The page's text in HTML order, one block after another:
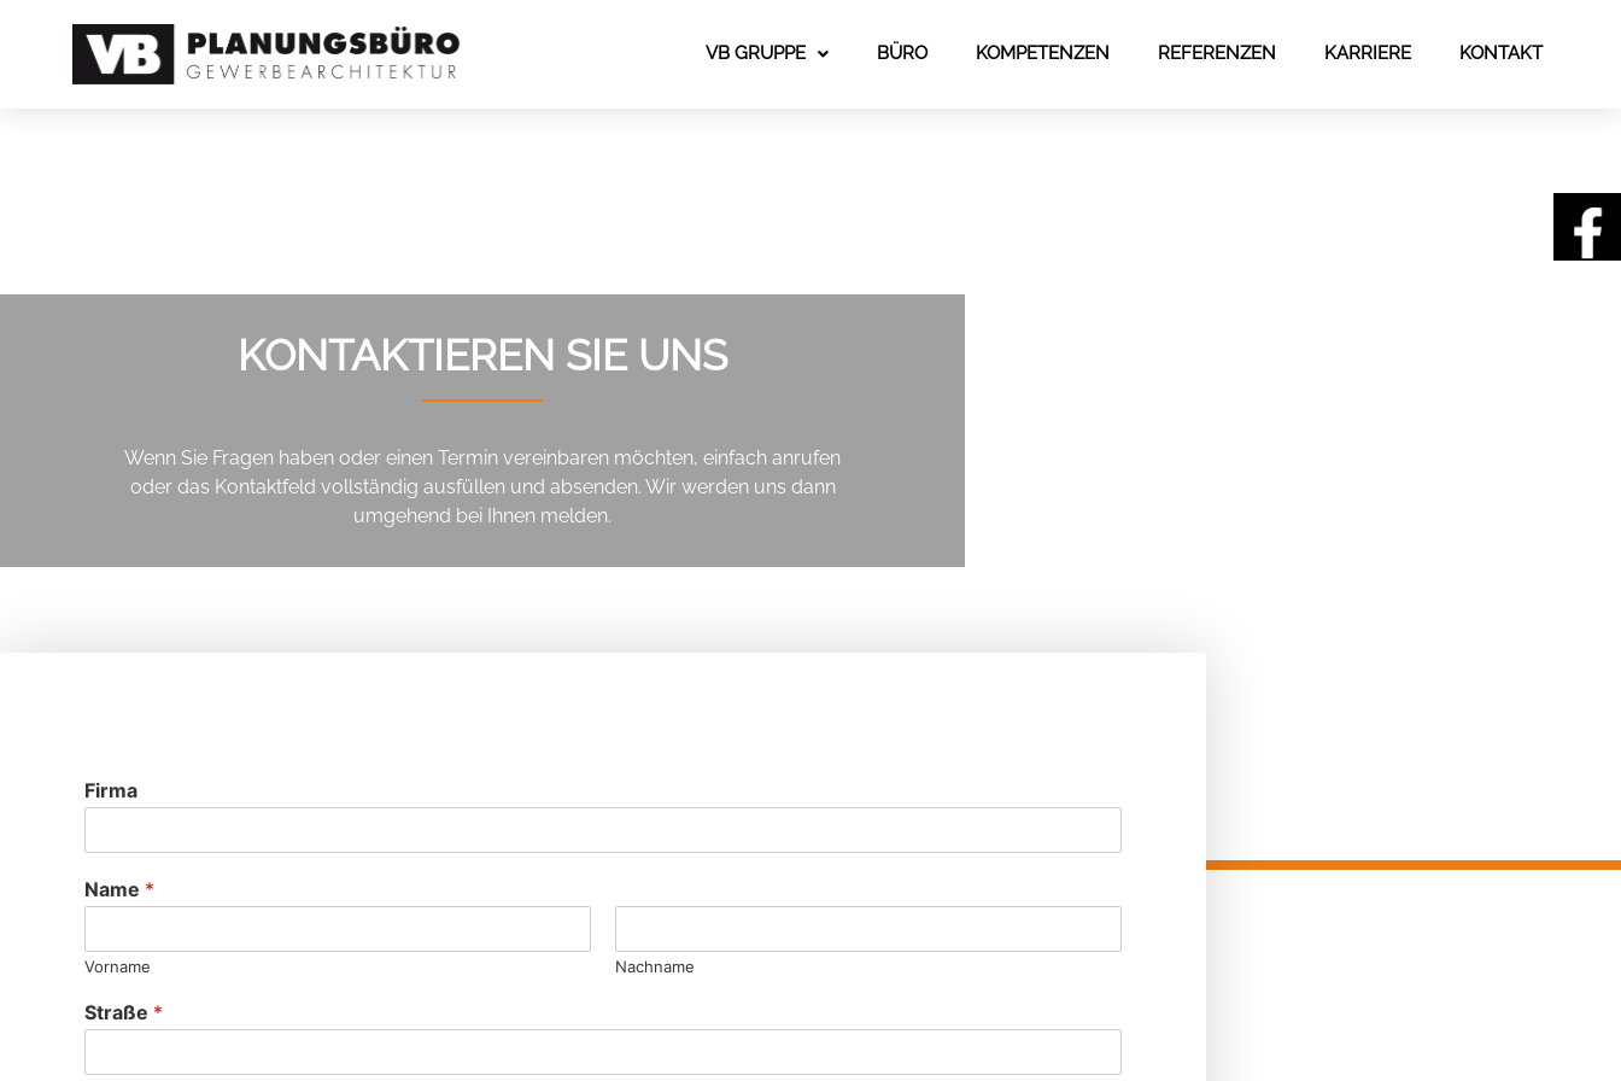
VB GRUPPE BÜRO KOMPETENZEN REFERENZEN KARRIERE KONTAKT
KONTAKTIEREN SIE UNS
Wenn Sie Fragen haben oder einen Termin vereinbaren möchten, einfach anrufen
oder das Kontaktfeld vollständig ausfüllen und absenden. Wir werden uns dann
umgehend bei Ihnen melden.
Firma
Name *
Vorname Nachname
Straße *